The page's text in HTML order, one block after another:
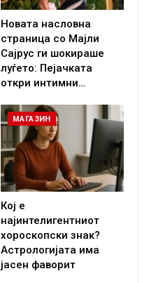
Новата насловна
страница со Мајли
Сајрус ги шокираше
луѓето: Пејачката
откри интимни…
МАГАЗИН
Кој е
најинтелигентниот
хороскопски знак?
Астрологијата има
јасен фаворит